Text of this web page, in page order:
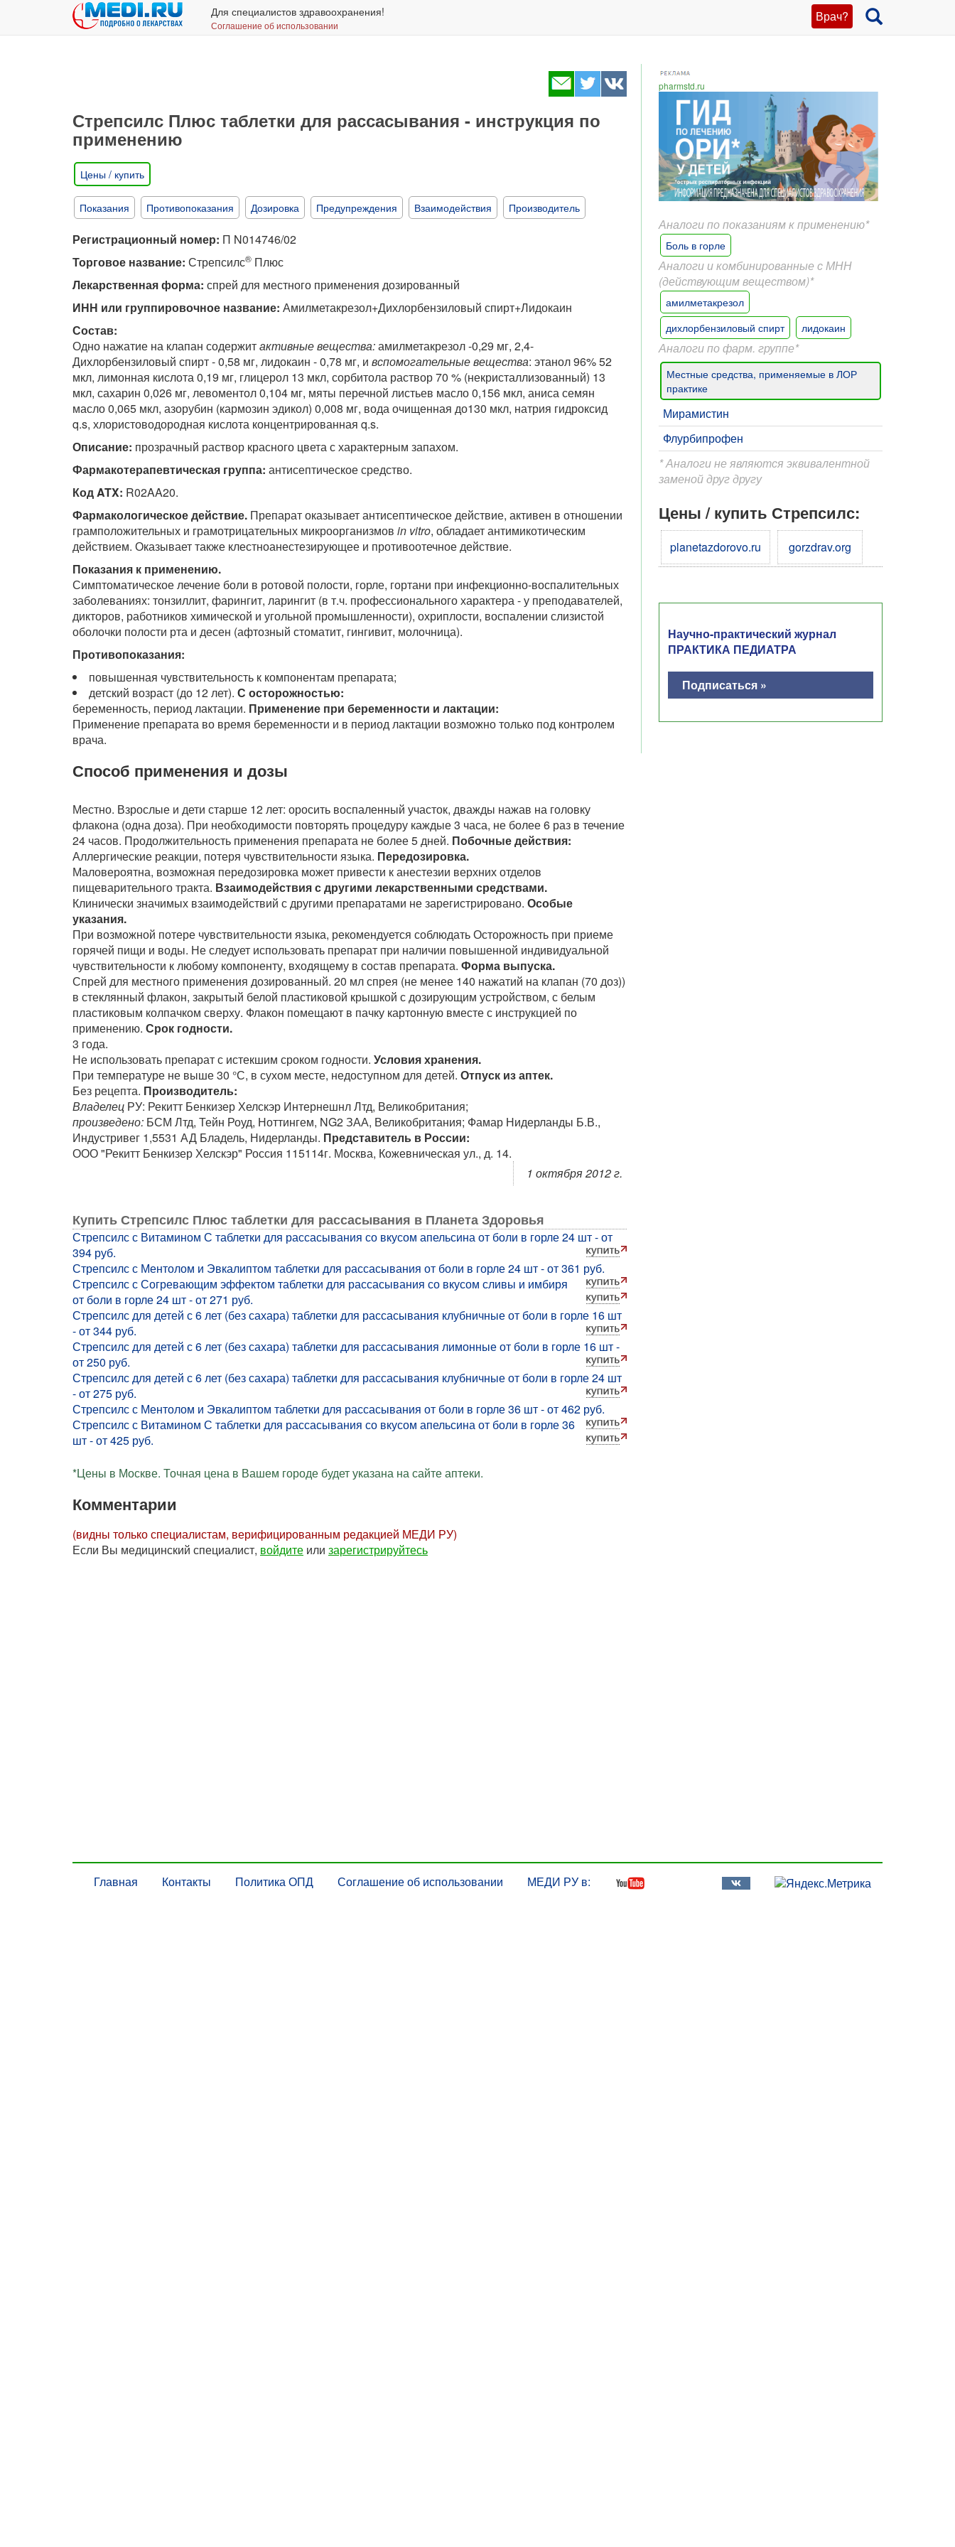
Врач?
Для специалистов здравоохранения!
Соглашение об использовании
pharmstd.ru
Стрепсилс Плюс таблетки для рассасывания - инструкция по
применению
Цены / купить
Показания Противопоказания Дозировка Предупреждения Взаимодействия Производитель
Регистрационный номер: П N014746/02
Торговое название: Стрепсилс® Плюс
Лекарственная форма: спрей для местного применения дозированный
ИНН или группировочное название: Амилметакрезол+Дихлорбензиловый спирт+Лидокаин
Состав:
Одно нажатие на клапан содержитактивные вещества:амилметакрезол -0,29 мг, 2,4-
Дихлорбензиловый спирт - 0,58 мг, лидокаин - 0,78 мг, и вспомогательные вещества: этанол 96% 52
мкл, лимонная кислота 0,19 мг, глицерол 13 мкл, сорбитола раствор 70 % (некристаллизованный) 13
мкл, сахарин 0,026 мг, левоментол 0,104 мг, мяты перечной листьев масло 0,156 мкл, аниса семян
масло 0,065 мкл, азорубин (кармозин эдикол) 0,008 мг, вода очищенная до130 мкл, натрия гидроксид
q.s, хлористоводородная кислота концентрированная q.s.
Описание: прозрачный раствор красного цвета с характерным запахом.
Фармакотерапевтическая группа: антисептическое средство.
Код ATX: R02AA20.
Фармакологическое действие. Препарат оказывает антисептическое действие, активен в отношении
грамположительных и грамотрицательных микроорганизмов in vitro, обладает антимикотическим
действием. Оказывает также клестноанестезирующее и противоотечное действие.
Показания к применению.
Симптоматическое лечение боли в ротовой полости, горле, гортани при инфекционно-воспалительных
заболеваниях: тонзиллит, фарингит, ларингит (в т.ч. профессионального характера - у преподавателей,
дикторов, работников химической и угольной промышленности), охриплости, воспалении слизистой
оболочки полости рта и десен (афтозный стоматит, гингивит, молочница).
Противопоказания:
повышенная чувствительность к компонентам препарата;
детский возраст (до 12 лет). С осторожностью:
беременность, период лактации. Применение при беременности и лактации:
Применение препарата во время беременности и в период лактации возможно только под контролем
врача.
Способ применения и дозы
Местно. Взрослые и дети старше 12 лет: оросить воспаленный участок, дважды нажав на головку
флакона (одна доза). При необходимости повторять процедуру каждые 3 часа, не более 6 раз в течение
24 часов. Продолжительность применения препарата не более 5 дней. Побочные действия:
Аллергические реакции, потеря чувствительности языка. Передозировка.
Маловероятна, возможная передозировка может привести к анестезии верхних отделов
пищеварительного тракта. Взаимодействия с другими лекарственными средствами.
Клинически значимых взаимодействий с другими препаратами не зарегистрировано. Особые
указания.
При возможной потере чувствительности языка, рекомендуется соблюдать Осторожность при приеме
горячей пищи и воды. Не следует использовать препарат при наличии повышенной индивидуальной
чувствительности к любому компоненту, входящему в состав препарата. Форма выпуска.
Спрей для местного применения дозированный. 20 мл спрея (не менее 140 нажатий на клапан (70 доз))
в стеклянный флакон, закрытый белой пластиковой крышкой с дозирующим устройством, с белым
пластиковым колпачком сверху. Флакон помещают в пачку картонную вместе с инструкцией по
применению. Срок годности.
3 года.
Не использовать препарат с истекшим сроком годности. Условия хранения.
При температуре не выше 30 °С, в сухом месте, недоступном для детей. Отпуск из аптек.
Без рецепта. Производитель:
Владелец РУ: Рекитт Бенкизер Хелскэр Интернешнл Лтд, Великобритания;
произведено: БСМ Лтд, Тейн Роуд, Ноттингем, NG2 ЗАА, Великобритания; Фамар Нидерланды Б.В.,
Индустривег 1,5531 АД Бладель, Нидерланды. Представитель в России:
ООО "Рекитт Бенкизер Хелскэр" Россия 115114г. Москва, Кожевническая ул., д. 14.
1 октября 2012 г.
Купить Стрепсилс Плюс таблетки для рассасывания в Планета Здоровья
Стрепсилс с Витамином С таблетки для рассасывания со вкусом апельсина от боли в горле 24 шт - от
394 руб.
Стрепсилс с Ментолом и Эвкалиптом таблетки для рассасывания от боли в горле 24 шт - от 361 руб.
Стрепсилс с Согревающим эффектом таблетки для рассасывания со вкусом сливы и имбиря
от боли в горле 24 шт - от 271 руб.
Стрепсилс для детей с 6 лет (без сахара) таблетки для рассасывания клубничные от боли в горле 16 шт
- от 344 руб.
Стрепсилс для детей с 6 лет (без сахара) таблетки для рассасывания лимонные от боли в горле 16 шт -
от 250 руб.
Стрепсилс для детей с 6 лет (без сахара) таблетки для рассасывания клубничные от боли в горле 24 шт
- от 275 руб.
Стрепсилс с Ментолом и Эвкалиптом таблетки для рассасывания от боли в горле 36 шт - от 462 руб.
Стрепсилс с Витамином С таблетки для рассасывания со вкусом апельсина от боли в горле 36
шт - от 425 руб.
*Цены в Москве. Точная цена в Вашем городе будет указана на сайте аптеки.
Комментарии
(видны только специалистам, верифицированным редакцией МЕДИ РУ)
Если Вы медицинский специалист, войдите или зарегистрируйтесь
Аналоги по показаниям к применению*
Боль в горле
Аналоги и комбинированные с МНН
(действующим веществом)*
амилметакрезол
дихлорбензиловый спирт
лидокаин
Аналоги по фарм. группе*
Местные средства, применяемые в ЛОР
практике
Мирамистин
Флурбипрофен
* Аналоги не являются эквивалентной
заменой друг другу
Цены / купить Стрепсилс:
planetazdorovo.ru gorzdrav.org
Научно-практический журнал
ПРАКТИКА ПЕДИАТРА
Подписаться »
Главная Контакты Политика ОПД Соглашение об использовании МЕДИ РУ в: